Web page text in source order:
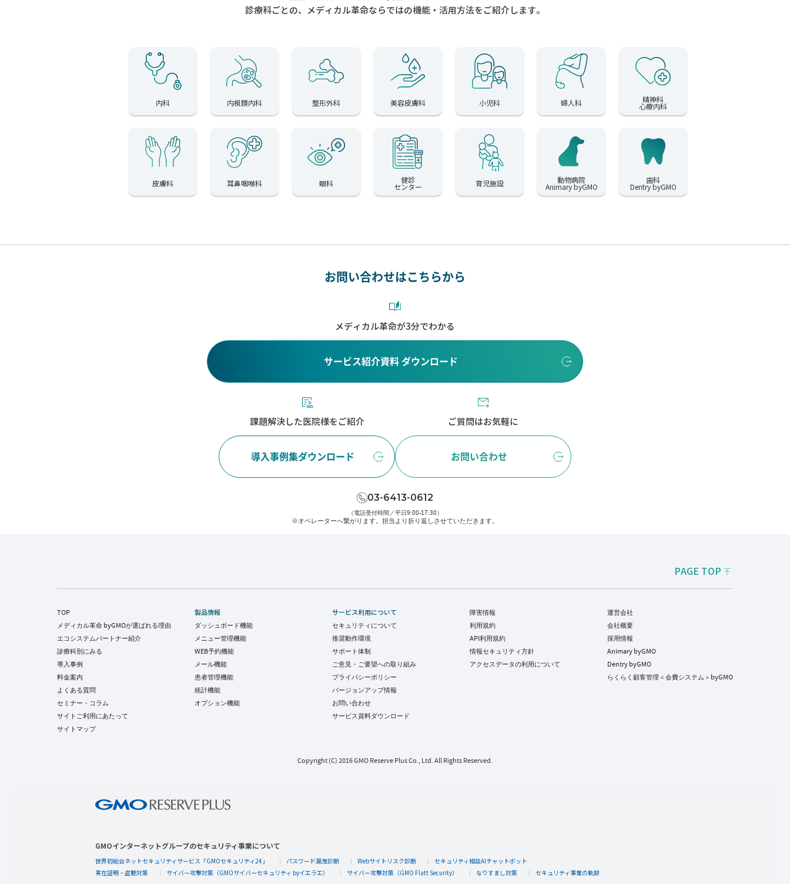
診療科ごとの、メディカル革命ならではの機能・活用方法をご紹介します。
内科 内視鏡内科 整形外科 美容皮膚科 小児科 婦人科 精神科
心療内科
皮膚科 耳鼻咽喉科 眼科 健診
センター 育児施設 動物病院
Animary byGMO
歯科
Dentry byGMO
お問い合わせはこちらから
メディカル革命が3分でわかる
サービス紹介資料 ダウンロード
課題解決した医院様をご紹介
導入事例集ダウンロード
ご質問はお気軽に
お問い合わせ
03-6413-0612
（電話受付時間／平日9:00-17:30）
※オペレーターへ繋がります。 担当より折り返しさせていただきます。
PAGE TOP
TOP
メディカル革命 byGMOが選ばれる理由
エコシステムパートナー紹介
診療科別にみる
導入事例
料金案内
よくある質問
セミナー・コラム
サイトご利用にあたって
サイトマップ
製品情報
ダッシュボード機能
メニュー管理機能
WEB予約機能
メール機能
患者管理機能
統計機能
オプション機能
サービス利用について
セキュリティについて
推奨動作環境
サポート体制
ご意見・ご要望への取り組み
プライバシーポリシー
バージョンアップ情報
お問い合わせ
サービス資料ダウンロード
障害情報
利用規約
API利用規約
情報セキュリティ方針
アクセスデータの利用について
運営会社
会社概要
採用情報
Animary byGMO
Dentry byGMO
らくらく顧客管理＜会費システム＞byGMO
Copyright (C) 2016 GMO Reserve Plus Co., Ltd. All Rights Reserved.
GMOインターネットグループのセキュリティ事業について
世界初総合ネットセキュリティサービス「GMOセキュリティ24」 パスワード漏洩診断 Webサイトリスク診断
セキュリティ相談AIチャットボット
実在証明・盗聴対策
サイバー攻撃対策（GMOサイバーセキュリティ byイエラエ） サイバー攻撃対策（GMO Flatt Security） なりすまし対策 セキュリティ事業の軌跡